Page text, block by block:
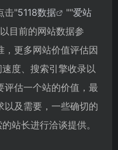
击"5118数据 ""爱站
目前的网站数据参
，更多网站价值评估因
度、搜索引擎收录以
评估一个站的价值，最
以及需要，一些确切的
站长进行洽谈提供。